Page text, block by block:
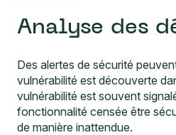
Analyse des
Des alertes de sécurité
vulnérabilité est découverte
vulnérabilité est souvent
fonctionnalité censée être
de manière inattendue.